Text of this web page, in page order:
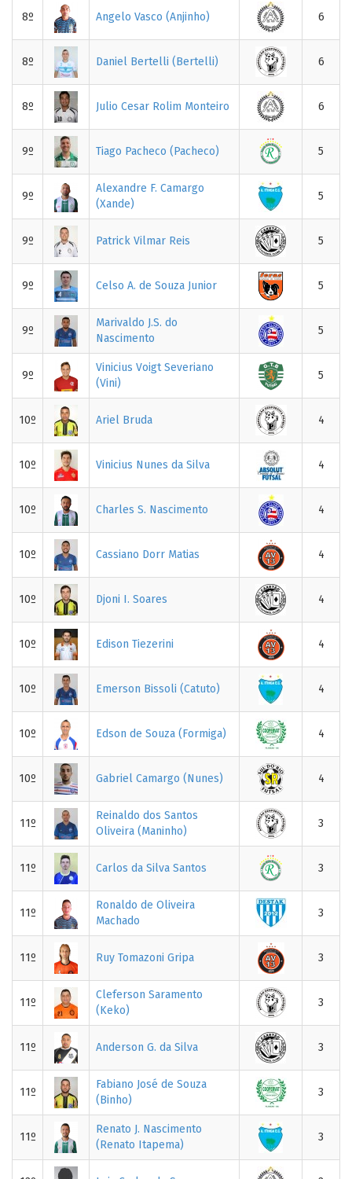
8º Angelo Vasco (Anjinho) 6
8º Daniel Bertelli (Bertelli) 6
8º Julio Cesar Rolim Monteiro 6
9º Tiago Pacheco (Pacheco) 5
9º
Alexandre F. Camargo
(Xande)
5
9º Patrick Vilmar Reis 5
9º Celso A. de Souza Junior 5
9º
Marivaldo J.S. do
Nascimento
5
9º
Vinicius Voigt Severiano
(Vini)
5
10º Ariel Bruda 4
10º Vinicius Nunes da Silva 4
10º Charles S. Nascimento 4
10º Cassiano Dorr Matias 4
10º Djoni I. Soares 4
10º Edison Tiezerini 4
10º Emerson Bissoli (Catuto) 4
10º Edson de Souza (Formiga) 4
10º Gabriel Camargo (Nunes) 4
11º
Reinaldo dos Santos
Oliveira (Maninho)
3
11º Carlos da Silva Santos 3
11º
Ronaldo de Oliveira
Machado
3
11º Ruy Tomazoni Gripa 3
11º
Cleferson Saramento
(Keko)
3
11º Anderson G. da Silva 3
11º
Fabiano José de Souza
(Binho)
3
11º
Renato J. Nascimento
(Renato Itapema)
3